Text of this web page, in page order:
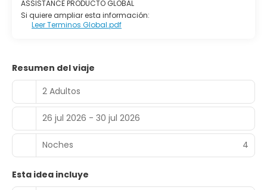
ASSISTANCE PRODUCTO GLOBAL
Si quiere ampliar esta información:
Leer Terminos Global.pdf
Resumen del viaje
2 Adultos
26 jul 2026 - 30 jul 2026
Noches 4
Esta idea incluye